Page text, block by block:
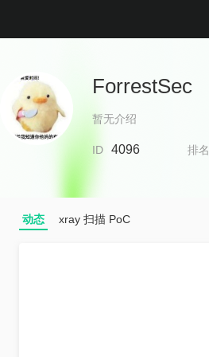
ForrestSec
暂无介绍
ID 4096 排名
动态 xray 扫描 PoC